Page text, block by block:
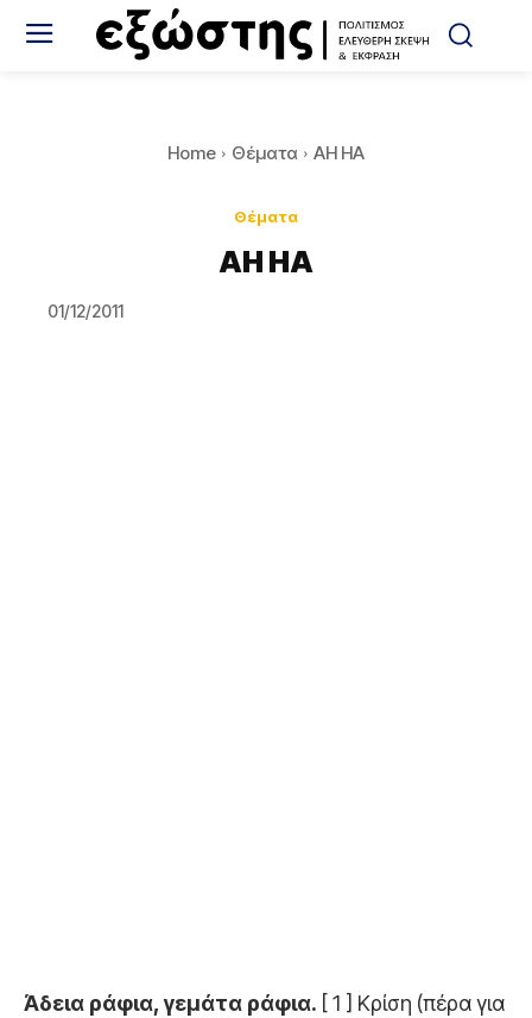
Home Θέματα AH HA
Θέματα
AH HA
01/12/2011
Άδεια ράφια, γεμάτα ράφια. [ 1 ] Κρίση (πέρα για